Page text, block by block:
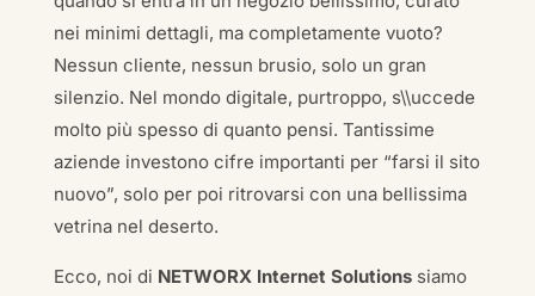
nei minimi dettagli, ma completamente vuoto?
Nessun cliente, nessun brusio, solo un gran
silenzio. Nel mondo digitale, purtroppo, s\\uccede
molto più spesso di quanto pensi. Tantissime
aziende investono cifre importanti per “farsi il sito
nuovo”, solo per poi ritrovarsi con una bellissima
vetrina nel deserto.
Ecco, noi di NETWORX Internet Solutionssiamo